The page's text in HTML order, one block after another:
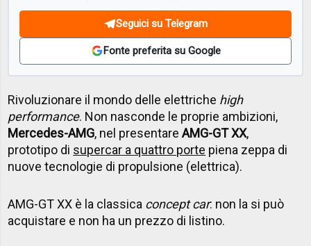
Seguici su Telegram
Fonte preferita su Google
Rivoluzionare il mondo delle elettriche high
performance. Non nasconde le proprie ambizioni,
Mercedes-AMG, nel presentareAMG-GT XX,
prototipo di supercar a quattro porte piena zeppa di
nuove tecnologie di propulsione (elettrica).
AMG-GT XX è la classica concept car: non la si può
acquistare e non ha un prezzo di listino.